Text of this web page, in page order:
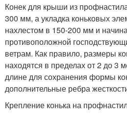
Конек для крыши из
300 мм, а укладка коньковых
нахлестом в 150-200 мм и
противоположной
ветрам. Как правило, размеры
находятся в пределах от 2 до 3
длине для сохранения формы
дополнительные ребра
Крепление конька на